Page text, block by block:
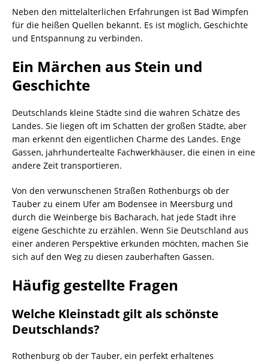
Neben den mittelalterlichen Erfahrungen ist Bad Wimpfen
für die heißen Quellen bekannt. Es ist möglich, Geschichte
und Entspannung zu verbinden.
Ein Märchen aus Stein und
Geschichte
Deutschlands kleine Städte sind die wahren Schätze des
Landes. Sie liegen oft im Schatten der großen Städte, aber
man erkennt den eigentlichen Charme des Landes. Enge
Gassen, jahrhundertealte Fachwerkhäuser, die einen in eine
andere Zeit transportieren.
Von den verwunschenen Straßen Rothenburgs ob der
Tauber zu einem Ufer am Bodensee in Meersburg und
durch die Weinberge bis Bacharach, hat jede Stadt ihre
eigene Geschichte zu erzählen. Wenn Sie Deutschland aus
einer anderen Perspektive erkunden möchten, machen Sie
sich auf den Weg zu diesen zauberhaften Gassen.
Häufig gestellte Fragen
Welche Kleinstadt gilt als schönste
Deutschlands?
Rothenburg ob der Tauber, ein perfekt erhaltenes